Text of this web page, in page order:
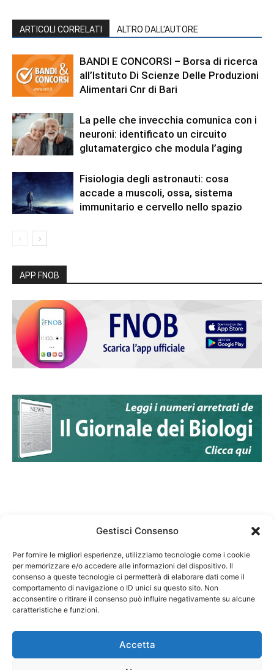
Gestisci Consenso
Per fornire le migliori esperienze, utilizziamo tecnologie come i cookie
per memorizzare e/o accedere alle informazioni del dispositivo. Il
consenso a queste tecnologie ci permetterà di elaborare dati come il
comportamento di navigazione o ID unici su questo sito. Non
acconsentire o ritirare il consenso può influire negativamente su alcune
caratteristiche e funzioni.
Accetta
ARTICOLI CORRELATI ALTRO DALL'AUTORE
BANDI E CONCORSI – Borsa di ricerca
all’Istituto Di Scienze Delle Produzioni
Alimentari Cnr di Bari
La pelle che invecchia comunica con i
neuroni: identificato un circuito
glutamatergico che modula l’aging
Fisiologia degli astronauti: cosa
accade a muscoli, ossa, sistema
immunitario e cervello nello spazio
APP FNOB
Federazione Nazionale Degli Ordini dei Biologi:
codice fiscale 80069130583
Responsabile sito internet www.fnob.it: